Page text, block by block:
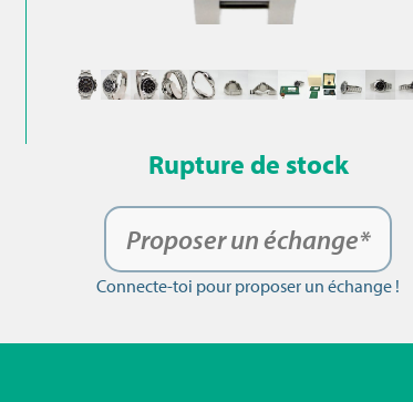
Rupture de stock
Proposer un échange*
Connecte-toi pour proposer un échange !